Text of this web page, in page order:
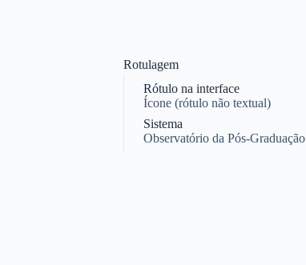
Rotulagem
Rótulo na interface
Ícone (rótulo não textual)
Sistema
Observatório da Pós-Graduação